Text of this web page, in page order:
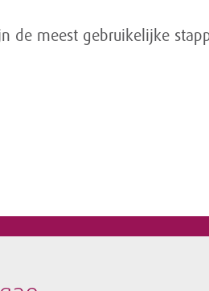
de meest gebruikelijke